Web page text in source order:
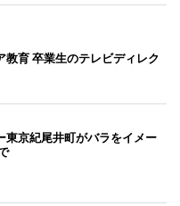
教育 卒業生のテレビディレク
東京紀尾井町がバラをイメー